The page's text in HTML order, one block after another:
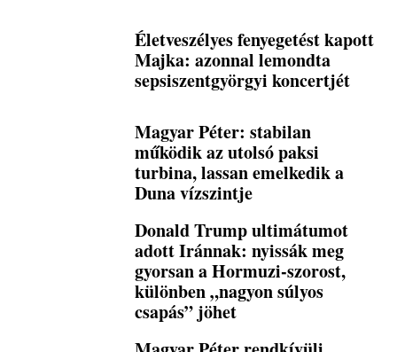
Életveszélyes fenyegetést kapott
Majka: azonnal lemondta
sepsiszentgyörgyi koncertjét
Magyar Péter: stabilan
működik az utolsó paksi
turbina, lassan emelkedik a
Duna vízszintje
Donald Trump ultimátumot
adott Iránnak: nyissák meg
gyorsan a Hormuzi-szorost,
különben „nagyon súlyos
csapás” jöhet